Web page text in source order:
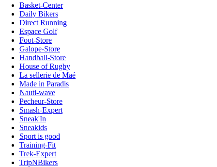
Basket-Center
Daily Bikers
Direct Running
Espace Golf
Foot-Store
Galope-Store
Handball-Store
House of Rugby
La sellerie de Maé
Made in Paradis
Nauti-wave
Pecheur-Store
Smash-Expert
Sneak'In
Sneakids
Sport is good
Training-Fit
Trek-Expert
TripNBikers